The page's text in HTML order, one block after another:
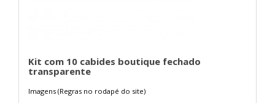
Kit com 10 cabides boutique fechado
transparente
Imagens (Regras no rodapé do site)